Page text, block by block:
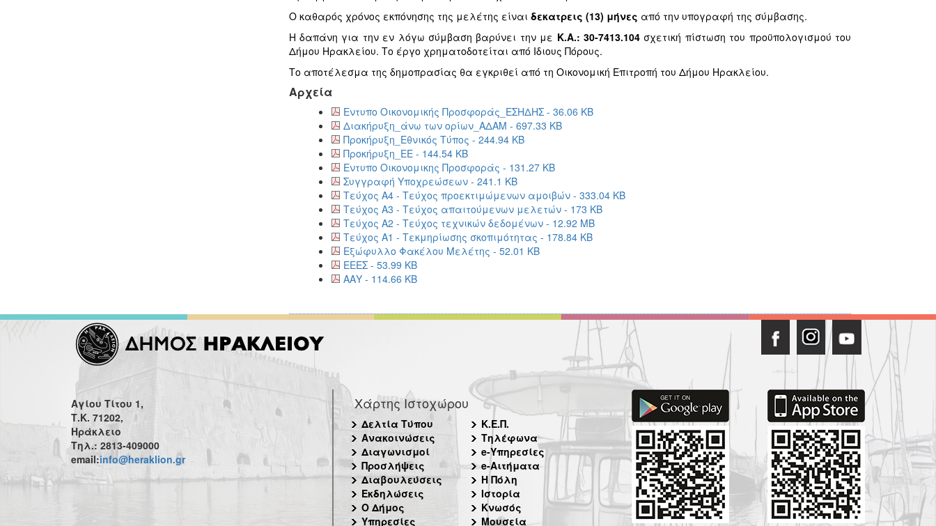
Ο καθαρός χρόνος εκπόνησης της μελέτης είναι δεκατρεις (13) μήνες από την υπογραφή της σύμβασης.
Η δαπάνη για την εν λόγω σύμβαση βαρύνει την με Κ.Α.: 30-7413.104σχετική πίστωση του προϋπολογισμού του
Δήμου Ηρακλείου. Το έργο χρηματοδοτείται από Ιδιους Πόρους.
Το αποτέλεσμα της δημοπρασίας θα εγκριθεί από τη Οικονομική Επιτροπή του Δήμου Ηρακλείου.
Αρχεία
Εντυπο Οικονομικής Προσφοράς_ΕΣΗΔΗΣ - 36.06 KB
Διακήρυξη_άνω των ορίων_ΑΔΑΜ - 697.33 KB
Προκήρυξη_Εθνικός Τύπος - 244.94 KB
Προκήρυξη_ΕΕ - 144.54 KB
Εντυπο Οικονομικης Προσφοράς - 131.27 KB
Συγγραφή Υποχρεώσεων - 241.1 KB
Τεύχος Α4 - Τεύχος προεκτιμώμενων αμοιβών - 333.04 KB
Τεύχος Α3 - Τεύχος απαιτούμενων μελετών - 173 KB
Τεύχος Α2 - Τεύχος τεχνικών δεδομένων - 12.92 MB
Τεύχος Α1 - Τεκμηρίωσης σκοπιμότητας - 178.84 KB
Εξώφυλλο Φακέλου Μελέτης - 52.01 KB
ΕΕΕΣ - 53.99 KB
ΑΑΥ - 114.66 KB
Αγίου Τίτου 1,
Τ.Κ. 71202,
Ηράκλειο
Τηλ.: 2813-409000
email:info@heraklion.gr
Χάρτης Ιστοχώρου
Δελτία Τύπου
Ανακοινώσεις
Διαγωνισμοί
Προσλήψεις
Διαβουλεύσεις
Εκδηλώσεις
Ο Δήμος
Υπηρεσίες
Κ.Ε.Π.
Τηλέφωνα
e-Υπηρεσίες
e-Αιτήματα
Η Πόλη
Ιστορία
Κνωσός
Μουσεία